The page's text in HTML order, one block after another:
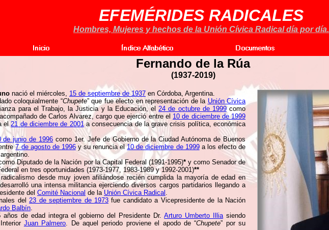
EFEMÉRIDES RADICALES
Hombres, Mujeres y hechos de la Unión Cívica Radical día por día.
Fernando de la Rúa
(1937-2019)
nació el miércoles, 15 de septiembre de 1937 en Córdoba, Argentina.
coloquialmente “Chupete” que fue electo en representación de la Unión Cívica
para el Trabajo, la Justicia y la Educación, el24 de octubre de 1999como
de Carlos Alvarez, cargo que ejerció entre el 10 de diciembre de 1999
el21 de diciembre de 2001a consecuencia de la grave crisis política, económica
de junio de 1996 como 1er. Jefe de Gobierno de la Ciudad Autónoma de Buenos
7 de agosto de 1996y su renuncia el10 de diciembre de 1999a los efecto de
Diputado de la Nación por la Capital Federal (1991-1995)*y como Senador de
en tres oportunidades (1973-1977, 1983-1989 y 1992-2001)**
desde muy joven afiliándose recién cumplida la mayoría de edad en
una intensa militancia ejerciendo diversos cargos partidarios llegando a
del Comité Nacional de la Unión Cívica Radical .
del23 de septiembre de 1973fue candidato a Vicepresidente de la Nación
Balbín.
años de edad integra el gobierno del Presidente Dr.Arturo Umberto Illiasiendo
Juan Palmero. De aquel periodo proviene el apodo de “Chupete” por su